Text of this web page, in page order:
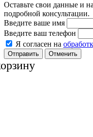
Оставьте свои данные и
подробной консультации.
Введите ваше имя
Введите ваш телефон
Я согласен на
Отменить